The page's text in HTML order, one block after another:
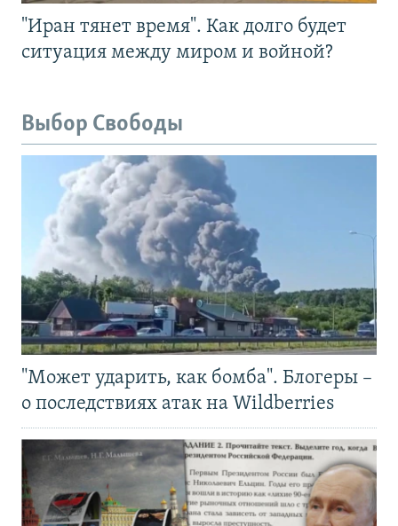
"Иран тянет время". Как долго будет
ситуация между миром и войной?
Выбор Свободы
"Может ударить, как бомба". Блогеры –
о последствиях атак на Wildberries